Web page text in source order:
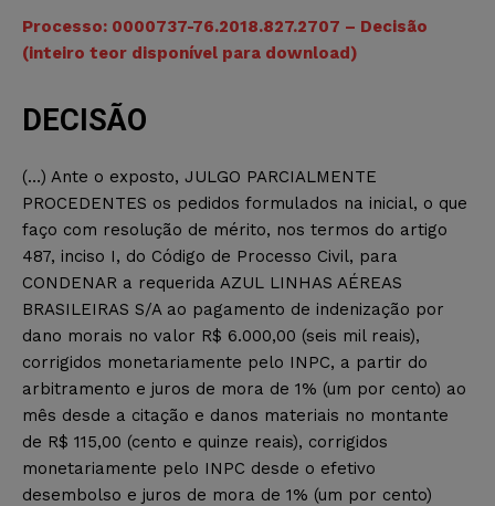
Processo: 0000737-76.2018.827.2707 – Decisão
(inteiro teor disponível para download)
DECISÃO
(…) Ante o exposto, JULGO PARCIALMENTE
PROCEDENTES os pedidos formulados na inicial, o que
faço com resolução de mérito, nos termos do artigo
487, inciso I, do Código de Processo Civil, para
CONDENAR a requerida AZUL LINHAS AÉREAS
BRASILEIRAS S/A ao pagamento de indenização por
dano morais no valor R$ 6.000,00 (seis mil reais),
corrigidos monetariamente pelo INPC, a partir do
arbitramento e juros de mora de 1% (um por cento) ao
mês desde a citação e danos materiais no montante
de R$ 115,00 (cento e quinze reais), corrigidos
monetariamente pelo INPC desde o efetivo
desembolso e juros de mora de 1% (um por cento)